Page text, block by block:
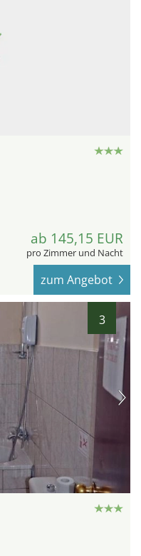
ab 145,15 EUR
pro Zimmer und Nacht
zum Angebot
3